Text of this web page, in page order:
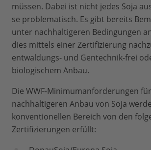
müssen. Dabei ist nicht jedes Soja
se problematisch. Es gibt bereits
unter nachhaltigeren Bedingungen
dies mittels einer Zertifizierung
entwaldungs- und Gentechnik-frei
biologischem Anbau.
Die WWF-Minimumanforderungen
nachhaltigeren Anbau von Soja
konventionellen Bereich von den
Zertifizierungen erfüllt: